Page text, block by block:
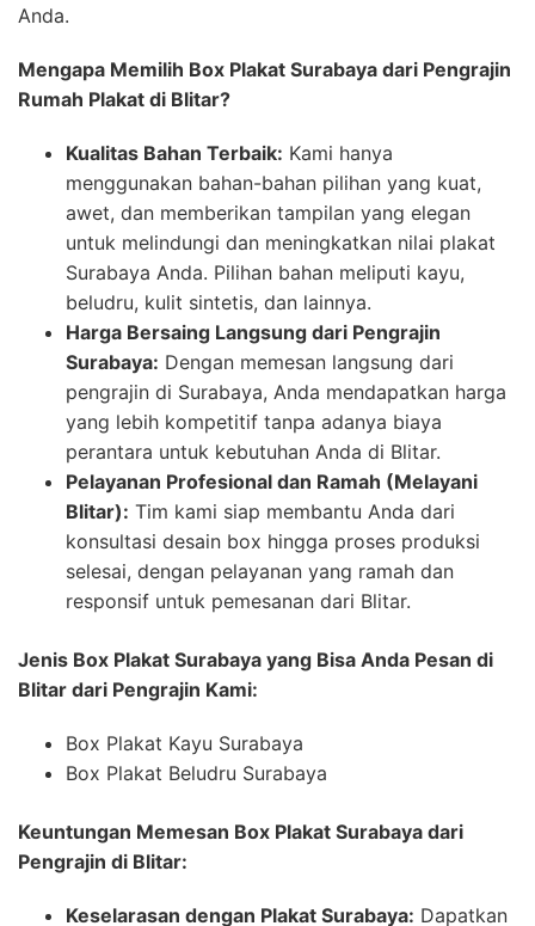
Anda.
Mengapa Memilih Box Plakat Surabaya dari Pengrajin
Rumah Plakat di Blitar?
Kualitas Bahan Terbaik: Kami hanya
menggunakan bahan-bahan pilihan yang kuat,
awet, dan memberikan tampilan yang elegan
untuk melindungi dan meningkatkan nilai plakat
Surabaya Anda. Pilihan bahan meliputi kayu,
beludru, kulit sintetis, dan lainnya.
Harga Bersaing Langsung dari Pengrajin
Surabaya: Dengan memesan langsung dari
pengrajin di Surabaya, Anda mendapatkan harga
yang lebih kompetitif tanpa adanya biaya
perantara untuk kebutuhan Anda di Blitar.
Pelayanan Profesional dan Ramah (Melayani
Blitar): Tim kami siap membantu Anda dari
konsultasi desain box hingga proses produksi
selesai, dengan pelayanan yang ramah dan
responsif untuk pemesanan dari Blitar.
Jenis Box Plakat Surabaya yang Bisa Anda Pesan di
Blitar dari Pengrajin Kami:
Box Plakat Kayu Surabaya
Box Plakat Beludru Surabaya
Keuntungan Memesan Box Plakat Surabaya dari
Pengrajin di Blitar:
Keselarasan dengan Plakat Surabaya: Dapatkan